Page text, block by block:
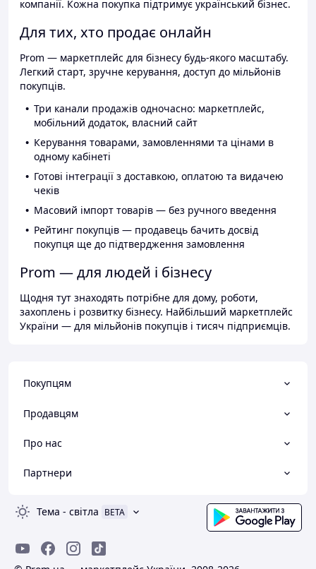
компанії. Кожна покупка підтримує український бізнес.
Для тих, хто продає онлайн
Prom — маркетплейс для бізнесу будь-якого масштабу.
Легкий старт, зручне керування, доступ до мільйонів
покупців.
Три канали продажів одночасно: маркетплейс,
мобільний додаток, власний сайт
Керування товарами, замовленнями та цінами в
одному кабінеті
Готові інтеграції з доставкою, оплатою та видачею
чеків
Масовий імпорт товарів — без ручного введення
Рейтинг покупців — продавець бачить досвід
покупця ще до підтвердження замовлення
Prom — для людей і бізнесу
Щодня тут знаходять потрібне для дому, роботи,
захоплень і розвитку бізнесу. Найбільший маркетплейс
України — для мільйонів покупців і тисяч підприємців.
Покупцям
Продавцям
Про нас
Партнери
Тема - світла BETA